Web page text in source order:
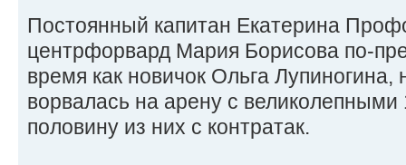
Постоянный капитан Екатерина
центрфорвард Мария Борисова по-
время как новичок Ольга Лупиногина,
ворвалась на арену с великолепными
половину из них с контратак.